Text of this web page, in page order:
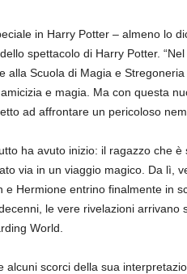
in Harry Potter – almeno lo
spettacolo di Harry Potter.
alla Scuola di Magia e
e magia. Ma con questa
ad affrontare un pericoloso
ha avuto inizio: il ragazzo che
via in un viaggio magico. Da lì,
e Hermione entrino finalmente in
le vere rivelazioni
World.
alcuni scorci della sua